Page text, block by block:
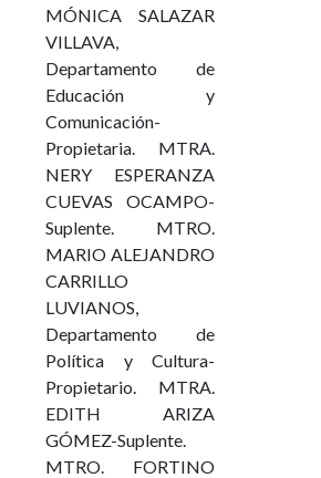
MÓNICA SALAZAR
VILLAVA,
Departamento de
Educación y
Comunicación-
Propietaria. MTRA.
NERY ESPERANZA
CUEVAS OCAMPO-
Suplente. MTRO.
MARIO ALEJANDRO
CARRILLO
LUVIANOS,
Departamento de
Política y Cultura-
Propietario. MTRA.
EDITH ARIZA
GÓMEZ-Suplente.
MTRO. FORTINO